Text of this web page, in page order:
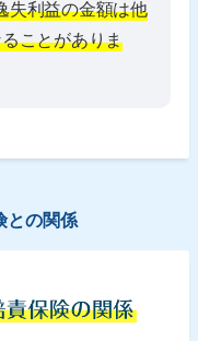
失利益の金額は他
ことがありま
との関係